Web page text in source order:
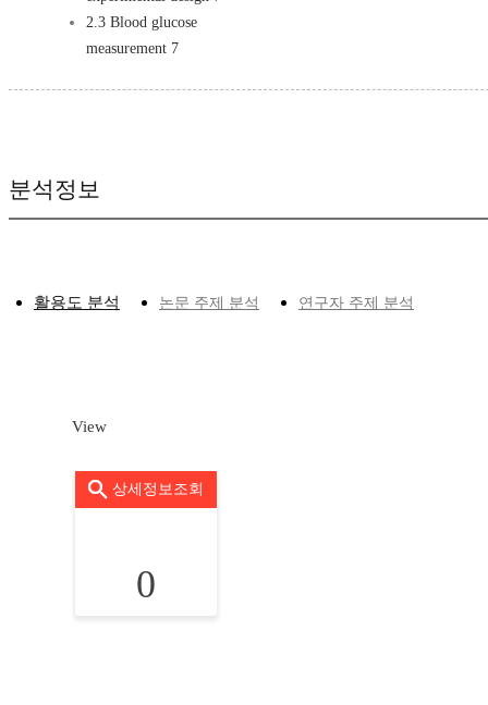
2.3 Blood glucose
measurement 7
분석정보
활용도 분석 논문 주제 분석 연구자 주제 분석
View
상세정보조회
0